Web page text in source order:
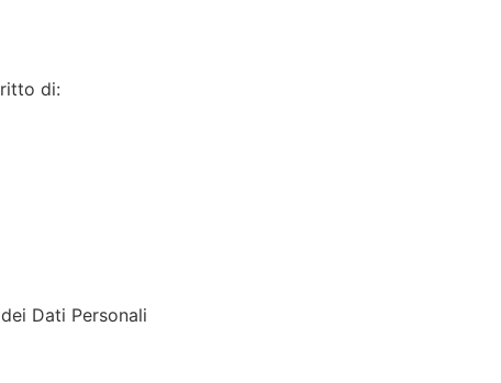
di:
Dati Personali